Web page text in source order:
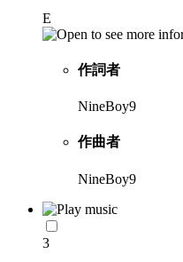
E
作詞者
NineBoy9
作曲者
NineBoy9
3